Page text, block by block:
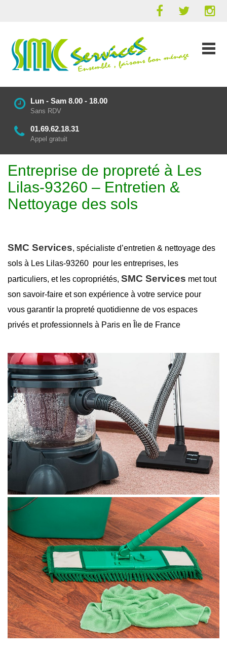
Lun - Sam 8.00 - 18.00
Sans RDV
01.69.62.18.31
Appel gratuit
Entreprise de propreté à Les
Lilas-93260 – Entretien &
Nettoyage des sols
SMC Services, spécialiste d’entretien & nettoyage des
sols à Les Lilas-93260 pour les entreprises, les
particuliers, et les copropriétés, SMC Services met tout
son savoir-faire et son expérience à votre service pour
vous garantir la propreté quotidienne de vos espaces
privés et professionnels à Paris en Île de France